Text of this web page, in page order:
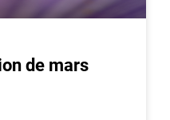
de mars